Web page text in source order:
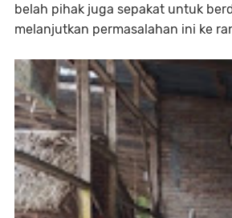
belah pihak juga sepakat untuk
melanjutkan permasalahan ini ke